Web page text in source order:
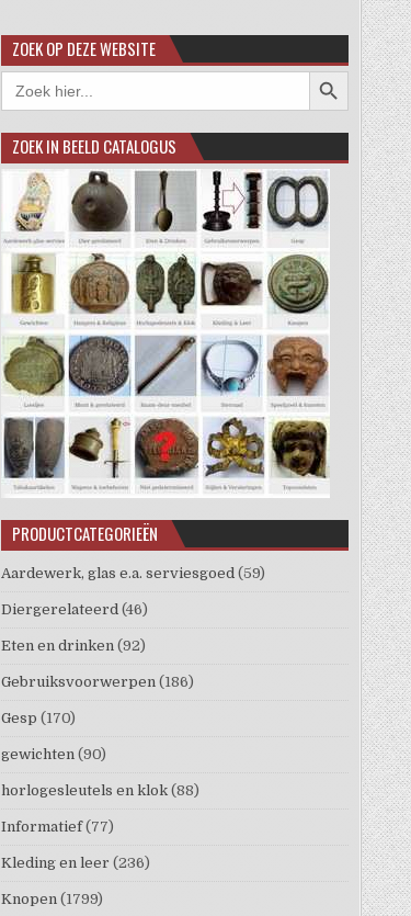
ZOEK OP DEZE WEBSITE
Zoek
naar:
Zoekknop
ZOEK IN BEELD CATALOGUS
PRODUCTCATEGORIEËN
Aardewerk, glas e.a. serviesgoed (59)
Diergerelateerd (46)
Eten en drinken (92)
Gebruiksvoorwerpen (186)
Gesp (170)
gewichten (90)
horlogesleutels en klok (88)
Informatief (77)
Kleding en leer (236)
Knopen (1799)